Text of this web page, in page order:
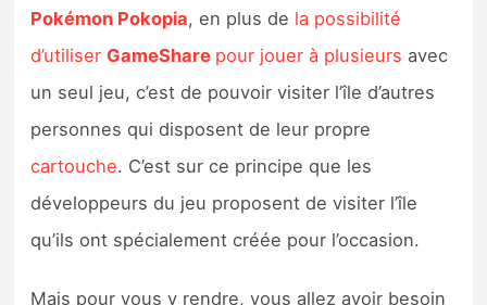
Précommandes
Précommandes jeux Switch 2
Sorties de jeux
Bons plans
Pokémon Pokopia, en plus de la possibilité
d’utiliser GameShare pour jouer à plusieurs avec
un seul jeu, c’est de pouvoir visiter l’île d’autres
personnes qui disposent de leur propre
cartouche. C’est sur ce principe que les
développeurs du jeu proposent de visiter l’île
qu’ils ont spécialement créée pour l’occasion.
Mais pour vous y rendre, vous allez avoir besoin